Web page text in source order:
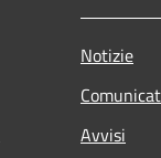
Notizie
Avvisi